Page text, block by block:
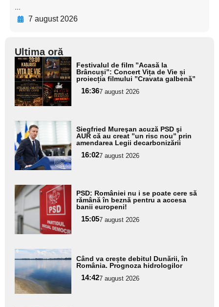
...
7 august 2026
Ultima oră
Adaugă
aici textul
pentru
subtitlu
Festivalul de film ”Acasă la
Brâncuși”: Concert Vița de Vie și
proiecția filmului ”Cravata galbenă”
16:367 august 2026
Adaugă
aici textul
pentru
subtitlu
Siegfried Mureşan acuză PSD şi
AUR că au creat ”un risc nou” prin
amendarea Legii decarbonizării
16:027 august 2026
Adaugă
aici textul
pentru
subtitlu
PSD: României nu i se poate cere să
rămână în beznă pentru a accesa
banii europeni!
15:057 august 2026
Adaugă
aici textul
pentru
subtitlu
Când va crește debitul Dunării, în
România. Prognoza hidrologilor
14:427 august 2026